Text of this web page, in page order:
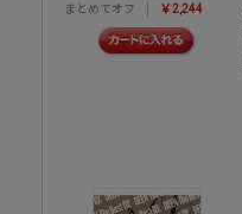
まとめてオフ
￥2,244